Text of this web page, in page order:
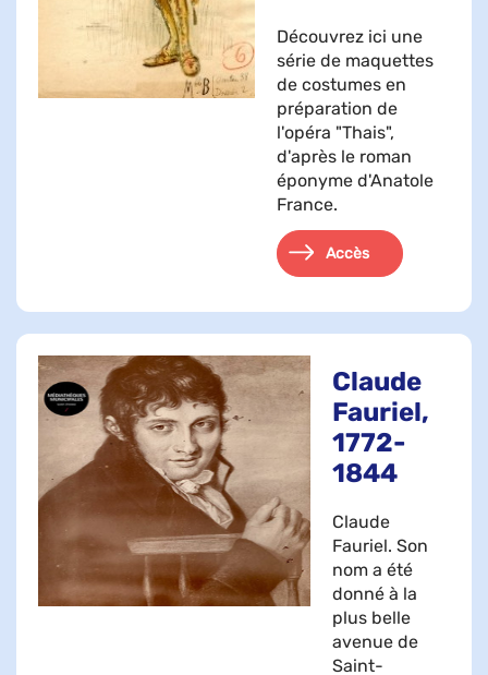
Découvrez ici une
série de maquettes
de costumes en
préparation de
l'opéra "Thais",
d'après le roman
éponyme d'Anatole
France.
Accès
Claude
Fauriel,
1772-
1844
Claude
Fauriel. Son
nom a été
donné à la
plus belle
avenue de
Saint-